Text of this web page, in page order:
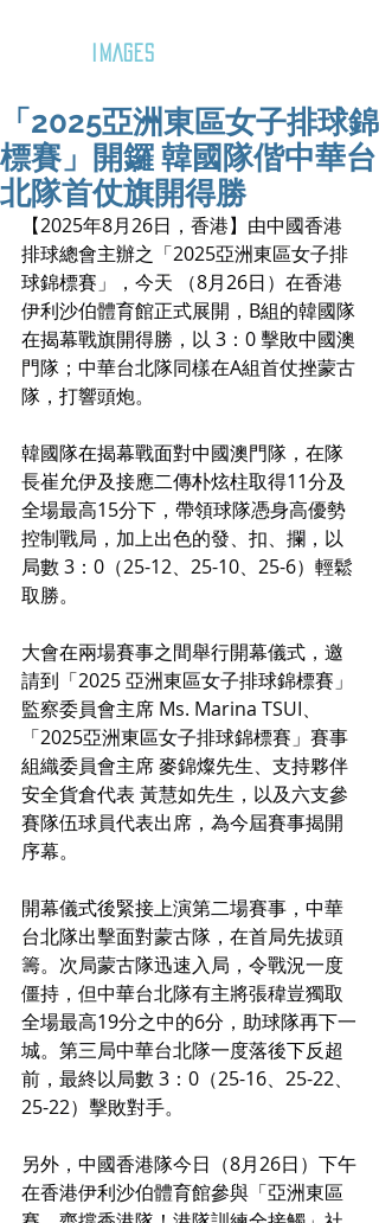
IMAGES
「2025亞洲東區女子排球錦
標賽」開鑼 韓國隊偕中華台
北隊首仗旗開得勝
【2025年8月26日，香港】由中國香港
排球總會主辦之「2025亞洲東區女子排
球錦標賽」，今天 （8月26日）在香港
伊利沙伯體育館正式展開，B組的韓國隊
在揭幕戰旗開得勝，以 3：0 擊敗中國澳
門隊；中華台北隊同樣在A組首仗挫蒙古
隊，打響頭炮。
韓國隊在揭幕戰面對中國澳門隊，在隊
長崔允伊及接應二傳朴炫柱取得11分及
全場最高15分下，帶領球隊憑身高優勢
控制戰局，加上出色的發、扣、攔，以
局數 3：0（25-12、25-10、25-6）輕鬆
取勝。
大會在兩場賽事之間舉行開幕儀式，邀
請到「2025 亞洲東區女子排球錦標賽」
監察委員會主席 Ms. Marina TSUI、
「2025亞洲東區女子排球錦標賽」賽事
組織委員會主席 麥錦燦先生、支持夥伴
安全貨倉代表 黃慧如先生，以及六支參
賽隊伍球員代表出席，為今屆賽事揭開
序幕。
開幕儀式後緊接上演第二場賽事，中華
台北隊出擊面對蒙古隊，在首局先拔頭
籌。次局蒙古隊迅速入局，令戰況一度
僵持，但中華台北隊有主將張稦豈獨取
全場最高19分之中的6分，助球隊再下一
城。第三局中華台北隊一度落後下反超
前，最終以局數 3：0（25-16、25-22、
25-22）擊敗對手。
另外，中國香港隊今日（8月26日）下午
在香港伊利沙伯體育館參與「亞洲東區